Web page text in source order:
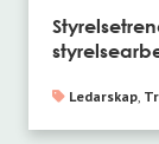
Ledarskap,